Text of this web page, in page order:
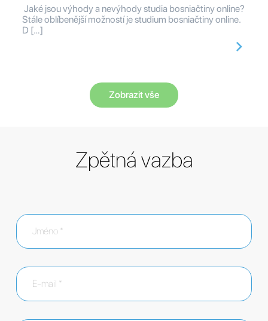
Jaké jsou výhody a nevýhody studia bosniačtiny online?
Stále oblíbenější možností je studium bosniačtiny online.
D […]
Zobrazit vše
Zpětná vazba